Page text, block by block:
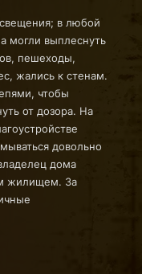
в любой
могли выплеснуть
пешеходы,
жались к стенам.
чтобы
от дозора. На
довольно
дома
жилищем. За